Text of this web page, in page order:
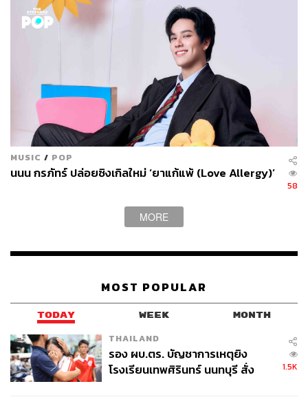
อย่างที่ตัวละครพยายามนำเสนอได้อย่างที่ควรจะเป็น
อีกหนึ่งจุดด้อยที่เราไม่ชอบเป็นการส่วนตัวคือที่มาที่ไปของไอ
เท็มสำคัญบางอย่างในเรื่อง ที่อยู่ๆ ก็ถูกใส่เข้ามาโดยไม่มีการ
ปูเรื่องราวหรือแสดงให้เราเห็นถึงความสำคัญของมันมากพอ
มันจึงส่งผลให้เนื้อหาในช่วงท้ายที่มีไอเท็มดังกล่าวเป็นส่วน
สำคัญกลับเต็มไปด้วยความไม่สมเหตุสมผล และยังทำให้การ
คลี่คลายปมปัญหาต่างๆ ในช่วงท้ายดูจะเรียบง่ายเกินไปอีก
ด้วย
ในภาพรวมแล้วSLR กล้อง ติด ตาย
คือภาพยนตร์สยองขวัญ
MUSIC / POP
นนน กรภัทร์ ปล่อยซิงเกิลใหม่ ‘ยาแก้แพ้ (Love Allergy)’
58
MORE
MOST POPULAR
TODAY WEEK MONTH
THAILAND
รอง ผบ.ตร. บัญชาการเหตุยิง
โรงเรียนเทพศิรินทร์ นนทบุรี สั่ง
1.5K